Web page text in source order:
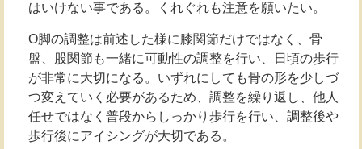
はいけない事である。くれぐれも注意を願いたい。
O脚の調整は前述した様に膝関節だけではなく、骨
盤、股関節も一緒に可動性の調整を行い、日頃の歩行
が非常に大切になる。いずれにしても骨の形を少しづ
つ変えていく必要があるため、調整を繰り返し、他人
任せではなく普段からしっかり歩行を行い、調整後や
歩行後にアイシングが大切である。